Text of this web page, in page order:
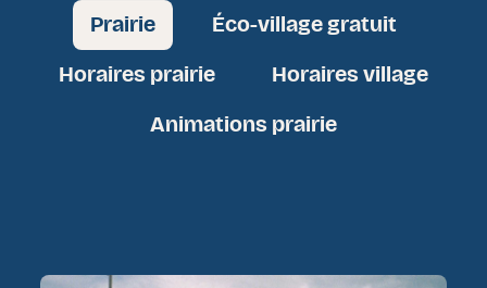
Prairie Éco-village gratuit
Horaires prairie Horaires village
Animations prairie